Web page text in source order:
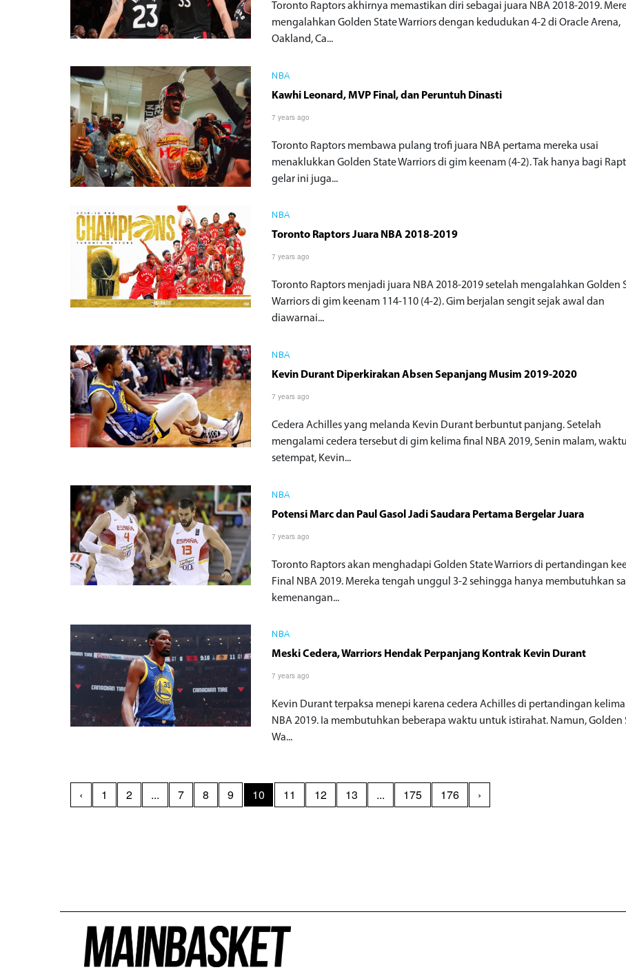
Toronto Raptors akhirnya memastikan diri sebagai juara NBA 2018-2019.
mengalahkan Golden State Warriors dengan kedudukan 4-2 di Oracle Arena,
Oakland, Ca...
NBA
Kawhi Leonard, MVP Final, dan Peruntuh Dinasti
7 years ago
Toronto Raptors membawa pulang trofi juara NBA pertama mereka usai
menaklukkan Golden State Warriors di gim keenam (4-2). Tak hanya bagi
gelar ini juga...
NBA
Toronto Raptors Juara NBA 2018-2019
7 years ago
Toronto Raptors menjadi juara NBA 2018-2019 setelah mengalahkan Golden
Warriors di gim keenam 114-110 (4-2). Gim berjalan sengit sejak awal dan
diawarnai...
NBA
Kevin Durant Diperkirakan Absen Sepanjang Musim 2019-2020
7 years ago
Cedera Achilles yang melanda Kevin Durant berbuntut panjang. Setelah
mengalami cedera tersebut di gim kelima final NBA 2019, Senin malam, waktu
setempat, Kevin...
NBA
Potensi Marc dan Paul Gasol Jadi Saudara Pertama Bergelar Juara
7 years ago
Toronto Raptors akan menghadapi Golden State Warriors di pertandingan
Final NBA 2019. Mereka tengah unggul 3-2 sehingga hanya membutuhkan
kemenangan...
NBA
Meski Cedera, Warriors Hendak Perpanjang Kontrak Kevin Durant
7 years ago
Kevin Durant terpaksa menepi karena cedera Achilles di pertandingan
NBA 2019. Ia membutuhkan beberapa waktu untuk istirahat. Namun, Golden
Wa...
‹ 1 2 ... 7 8 9 10 11 12 13 ... 175 176 ›